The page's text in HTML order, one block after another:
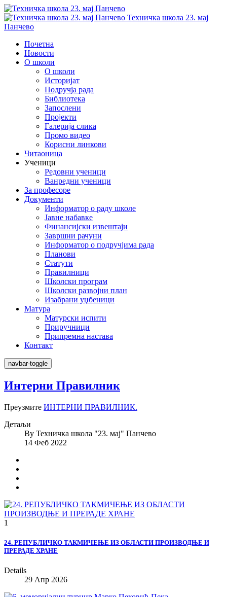
Техничка школа 23. мај
Панчево
Почетна
Новости
О школи
О школи
Историјат
Подручја рада
Библиотека
Запослени
Пројекти
Галерија слика
Промо видео
Корисни линкови
Читаоница
Ученици
Редовни ученици
Ванредни ученици
За професоре
Документи
Информатор о раду школе
Јавне набавке
Финансијски извештаји
Завршни рачуни
Информатор о подручјима рада
Планови
Статути
Правилници
Школски програм
Школски развојни план
Изабрани уџбеници
Матура
Матурски испити
Приручници
Припремна настава
Контакт
navbar-toggle
Интерни Правилник
Преузмите ИНТЕРНИ ПРАВИЛНИК.
Детаљи
By Техничка школа "23. мај" Панчево
14 Феб 2022
1
24. РЕПУБЛИЧКО ТАКМИЧЕЊЕ ИЗ ОБЛАСТИ ПРОИЗВОДЊЕ И
ПРЕРАДЕ ХРАНЕ
Details
29 Апр 2026